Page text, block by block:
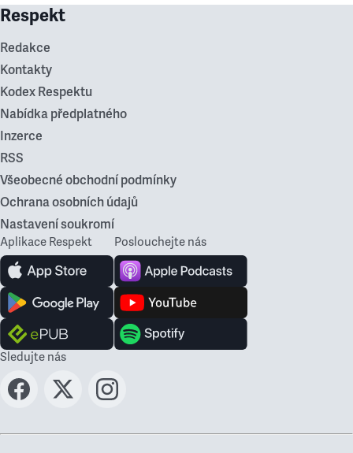
Respekt
Redakce
Kontakty
Kodex Respektu
Nabídka předplatného
Inzerce
RSS
Všeobecné obchodní podmínky
Ochrana osobních údajů
Nastavení soukromí
Aplikace Respekt Poslouchejte nás
Sledujte nás